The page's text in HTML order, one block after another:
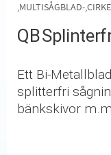
,MULTISÅGBLAD-
QB
Ett Bi-
splitterfri
bänkskivor